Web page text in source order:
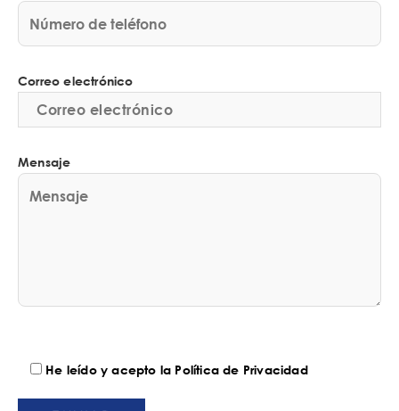
Correo electrónico
Mensaje
He leído y acepto la Política de Privacidad